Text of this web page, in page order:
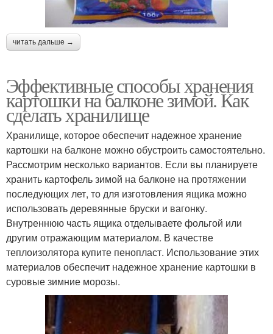
читать дальше →
Эффективные способы хранения
картошки на балконе зимой. Как
сделать хранилище
Хранилище, которое обеспечит надежное хранение
картошки на балконе можно обустроить самостоятельно.
Рассмотрим несколько вариантов. Если вы планируете
хранить картофель зимой на балконе на протяжении
последующих лет, то для изготовления ящика можно
использовать деревянные бруски и вагонку.
Внутреннюю часть ящика отделываете фольгой или
другим отражающим материалом. В качестве
теплоизолятора купите пенопласт. Использование этих
материалов обеспечит надежное хранение картошки в
суровые зимние морозы.